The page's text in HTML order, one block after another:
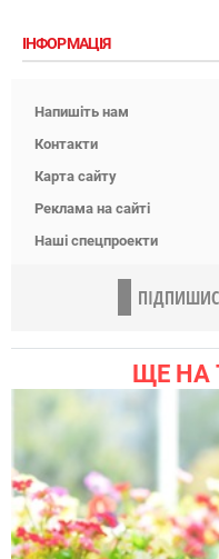
ІНФОРМАЦІЯ
Напишіть нам
Контакти
Карта сайту
Реклама на сайті
Наші спецпроекти
ЩЕ НА